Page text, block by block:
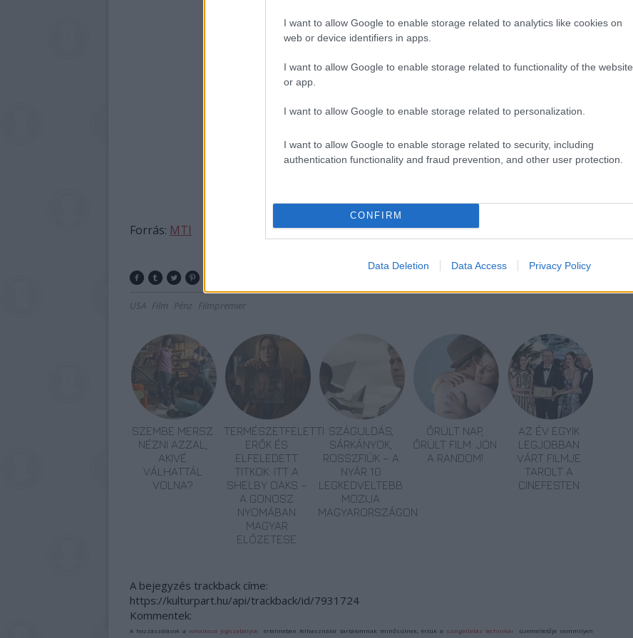
I want to allow Google to enable storage related to analytics like cookies on
web or device identifiers in apps.
I want to allow Google to enable storage related to functionality of the website
or app.
I want to allow Google to enable storage related to personalization.
I want to allow Google to enable storage related to security, including
authentication functionality and fraud prevention, and other user protection.
CONFIRM
Data Deletion Data Access Privacy Policy
Forrás: MTI
USA Film Pénz Filmpremier
SZEMBE MERSZ
NÉZNI AZZAL,
AKIVÉ
VÁLHATTÁL
VOLNA?
TERMÉSZETFELETTI
ERŐK ÉS
ELFELEDETT
TITKOK: ITT A
SHELBY OAKS –
A GONOSZ
NYOMÁBAN
MAGYAR
ELŐZETESE
SZÁGULDÁS,
SÁRKÁNYOK,
ROSSZFIÚK – A
NYÁR 10
LEGKEDVELTEBB
MOZIJA
MAGYARORSZÁGON
ŐRÜLT NAP,
ŐRÜLT FILM: JÖN
A RANDOM!
AZ ÉV EGYIK
LEGJOBBAN
VÁRT FILMJE
TAROLT A
CINEFESTEN
A bejegyzés trackback címe:
https://kulturpart.hu/api/trackback/id/7931724
Kommentek:
A hozzászólások avonatkozó jogszabályok értelmében felhasználói tartalomnak minősülnek, értük a szolgáltatás technikai üzemeltetője semmilyen